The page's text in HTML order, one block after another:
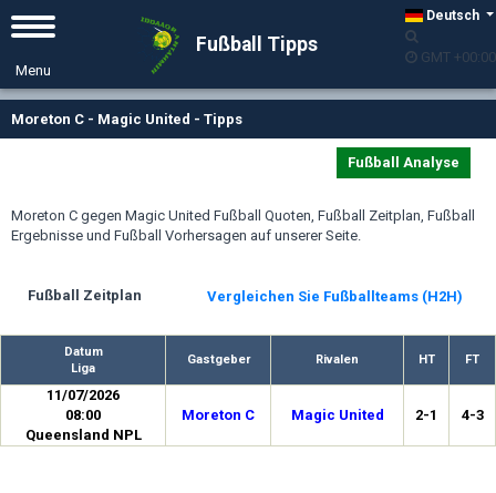
Deutsch
GMT +00:00
Fußball Tipps
Moreton C - Magic United - Tipps
Fußball Analyse
Moreton C gegen Magic United Fußball Quoten, Fußball Zeitplan, Fußball
Ergebnisse und Fußball Vorhersagen auf unserer Seite.
Fußball Zeitplan Vergleichen Sie Fußballteams (H2H)
Datum
Liga
Gastgeber Rivalen HT FT
11/07/2026
08:00
Queensland NPL
Moreton C Magic United 2-1 4-3